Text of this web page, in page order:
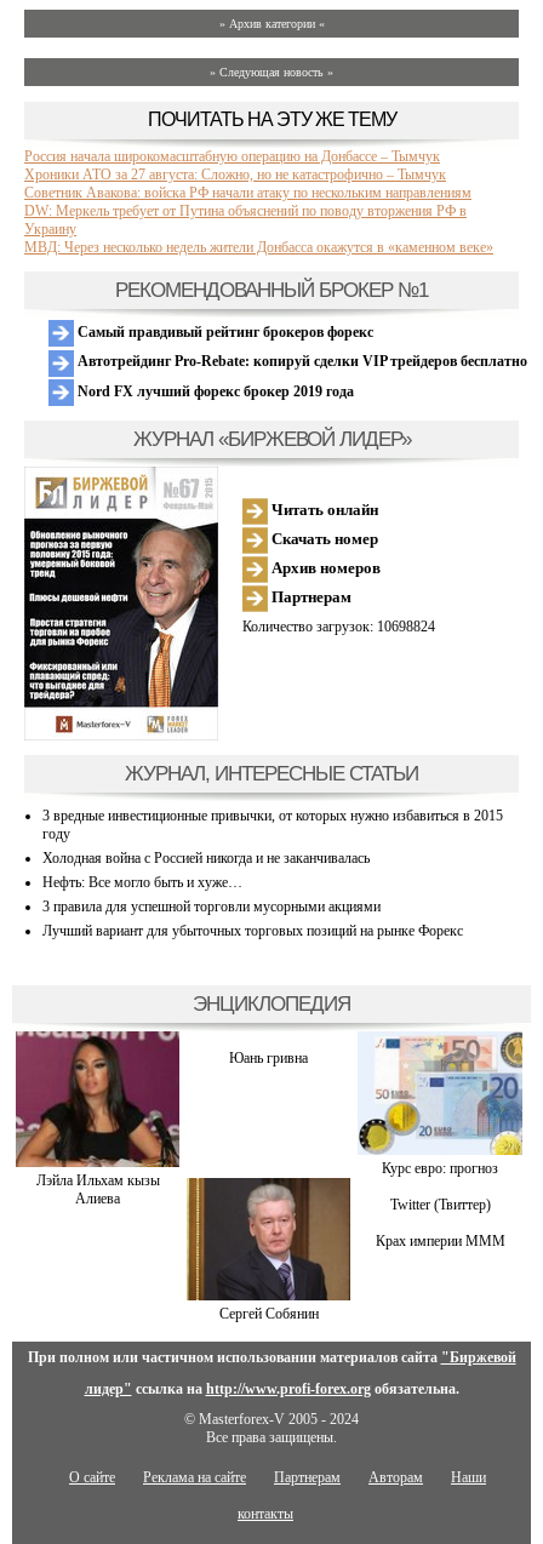
» Архив категории «
» Следующая новость »
ПОЧИТАТЬ НА ЭТУ ЖЕ ТЕМУ
Россия начала широкомасштабную операцию на Донбассе – Тымчук
Хроники АТО за 27 августа: Сложно, но не катастрофично – Тымчук
Советник Авакова: войска РФ начали атаку по нескольким направлениям
DW: Меркель требует от Путина объяснений по поводу вторжения РФ в
Украину
МВД: Через несколько недель жители Донбасса окажутся в «каменном веке»
РЕКОМЕНДОВАННЫЙ БРОКЕР №1
Самый правдивый рейтинг брокеров форекс
Автотрейдинг Pro-Rebate: копируй сделки VIP трейдеров бесплатно
Nord FX лучший форекс брокер 2019 года
ЖУРНАЛ «БИРЖЕВОЙ ЛИДЕР»
Читать онлайн
Скачать номер
Архив номеров
Партнерам
Количество загрузок: 10698824
ЖУРНАЛ, ИНТЕРЕСНЫЕ СТАТЬИ
3 вредные инвестиционные привычки, от которых нужно избавиться в 2015
году
Холодная война с Россией никогда и не заканчивалась
Нефть: Все могло быть и хуже…
3 правила для успешной торговли мусорными акциями
Лучший вариант для убыточных торговых позиций на рынке Форекс
ЭНЦИКЛОПЕДИЯ
Лэйла Ильхам кызы
Алиева
Юань гривна
Курс евро: прогноз
Сергей Собянин
Twitter (Твиттер)
Крах империи МММ
При полном или частичном использовании материалов сайта "Биржевой
лидер" ссылка на http://www.profi-forex.orgобязательна.
© Masterforex-V 2005 - 2024
Все права защищены.
О сайте Реклама на сайте Партнерам Авторам Наши
контакты